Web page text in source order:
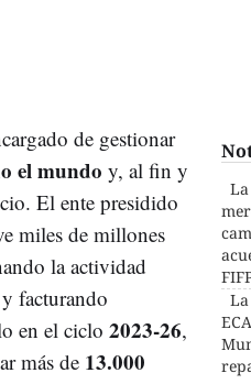
de gestionar
el mundo y, al fin y
El ente presidido
miles de millones
la actividad
facturando
en el ciclo 2023-26,
más de 13.000